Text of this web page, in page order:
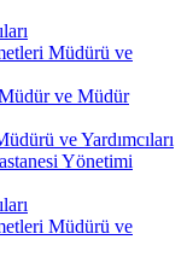
Müdürü ve
ve Müdür
ve Yardımcıları
Yönetimi
Müdürü ve